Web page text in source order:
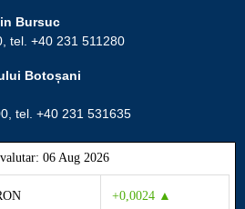
Bursuc
tel. +40 231 511280
Botoșani
tel. +40 231 531635
06 Aug 2026
+0,0024 ▲